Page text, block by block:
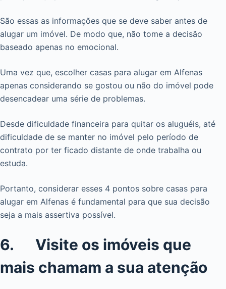
São essas as informações que se deve saber antes de
alugar um imóvel. De modo que, não tome a decisão
baseado apenas no emocional.
Uma vez que, escolher casas para alugar em Alfenas
apenas considerando se gostou ou não do imóvel pode
desencadear uma série de problemas.
Desde dificuldade financeira para quitar os aluguéis, até
dificuldade de se manter no imóvel pelo período de
contrato por ter ficado distante de onde trabalha ou
estuda.
Portanto, considerar esses 4 pontos sobre casas para
alugar em Alfenas é fundamental para que sua decisão
seja a mais assertiva possível.
6. Visite os imóveis que
mais chamam a sua atenção